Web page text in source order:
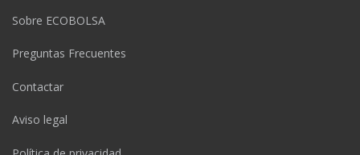
Sobre ECOBOLSA
Preguntas Frecuentes
Contactar
Aviso legal